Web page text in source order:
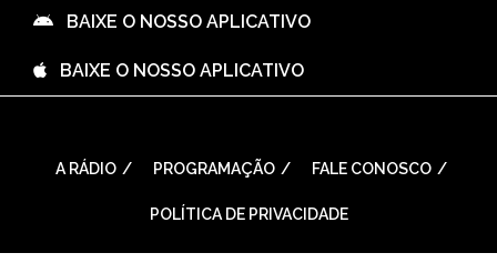
⠀BAIXE O NOSSO APLICATIVO
⠀BAIXE O NOSSO APLICATIVO
A RÁDIO PROGRAMAÇÃO FALE CONOSCO
POLÍTICA DE PRIVACIDADE